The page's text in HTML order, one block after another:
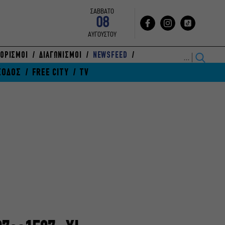
ΣΑΒΒΑΤΟ
08
ΑΥΓΟΥΣΤΟΥ
ΔΙΑΓΩΝΙΣΜΟΙ NEWSFEED
FREE CITY TV